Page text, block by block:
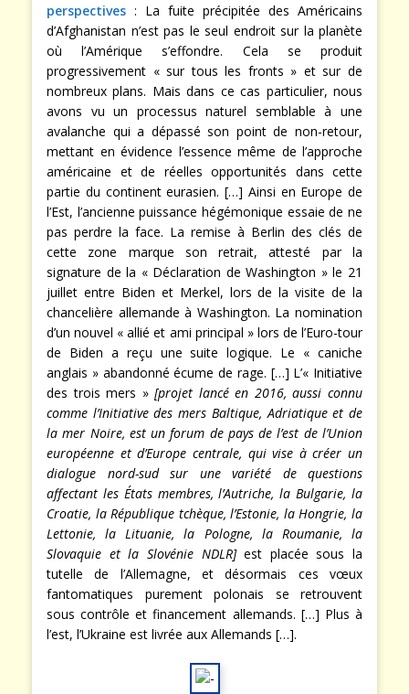
perspectives : La fuite précipitée des Américains
d’Afghanistan n’est pas le seul endroit sur la planète
où l’Amérique s’effondre. Cela se produit
progressivement « sur tous les fronts » et sur de
nombreux plans. Mais dans ce cas particulier, nous
avons vu un processus naturel semblable à une
avalanche qui a dépassé son point de non-retour,
mettant en évidence l’essence même de l’approche
américaine et de réelles opportunités dans cette
partie du continent eurasien. […] Ainsi en Europe de
l’Est, l’ancienne puissance hégémonique essaie de ne
pas perdre la face. La remise à Berlin des clés de
cette zone marque son retrait, attesté par la
signature de la « Déclaration de Washington » le 21
juillet entre Biden et Merkel, lors de la visite de la
chancelière allemande à Washington. La nomination
d’un nouvel « allié et ami principal » lors de l’Euro-tour
de Biden a reçu une suite logique. Le « caniche
anglais » abandonné écume de rage. […] L’« Initiative
des trois mers »[projet lancé en 2016, aussi connu
comme l’Initiative des mers Baltique, Adriatique et de
la mer Noire, est un forum de pays de l’est de l’Union
européenne et d’Europe centrale, qui vise à créer un
dialogue nord-sud sur une variété de questions
affectant les États membres, l’Autriche, la Bulgarie, la
Croatie, la République tchèque, l’Estonie, la Hongrie, la
Lettonie, la Lituanie, la Pologne, la Roumanie, la
Slovaquie et la Slovénie NDLR]est placée sous la
tutelle de l’Allemagne, et désormais ces vœux
fantomatiques purement polonais se retrouvent
sous contrôle et financement allemands. […] Plus à
l’est, l’Ukraine est livrée aux Allemands […].